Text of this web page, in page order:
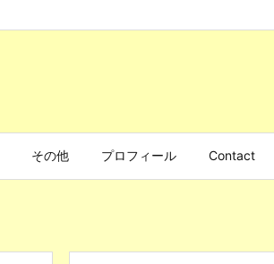
その他 プロフィール Contact